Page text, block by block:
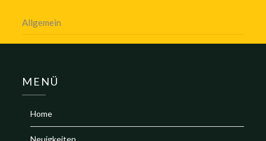
Allgemein
MENÜ
Home
Neuigkeiten